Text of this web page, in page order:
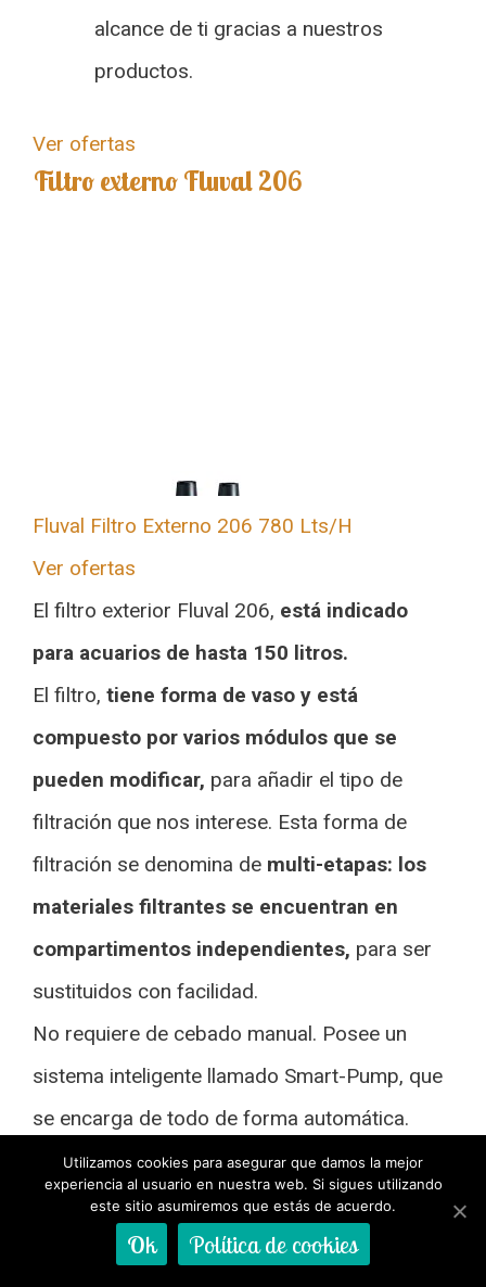
alcance de ti gracias a nuestros
productos.
Ver ofertas
Filtro externo Fluval 206
Fluval Filtro Externo 206 780 Lts/H
Ver ofertas
El filtro exterior Fluval 206, está indicado
para acuarios de hasta 150 litros.
El filtro, tiene forma de vaso y está
compuesto por varios módulos que se
pueden modificar, para añadir el tipo de
filtración que nos interese. Esta forma de
filtración se denomina de multi-etapas: los
materiales filtrantes se encuentran en
compartimentos independientes, para ser
sustituidos con facilidad.
No requiere de cebado manual. Posee un
sistema inteligente llamado Smart-Pump, que
se encarga de todo de forma automática.
Viene equipado con un sistema de
AquaStop , de manera que si se detecta
cualquier tipo de fuga de agua, el filtro se
Utilizamos cookies para asegurar que damos la mejor
experiencia al usuario en nuestra web. Si sigues utilizando
este sitio asumiremos que estás de acuerdo.
Ok Política de cookies